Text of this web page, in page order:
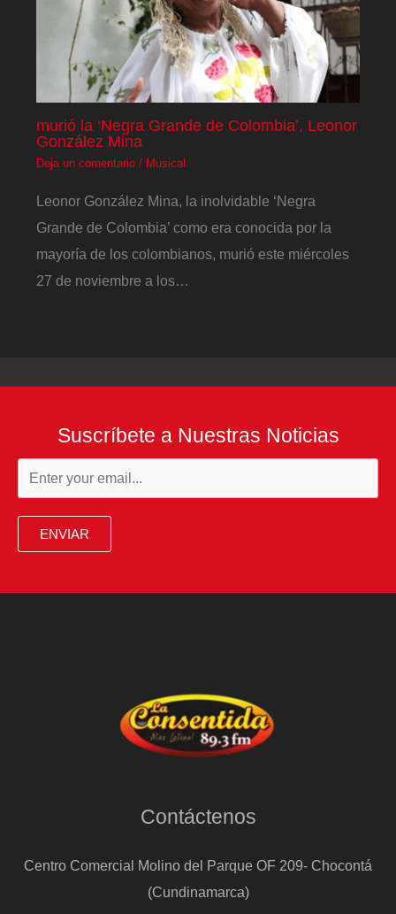
murió la ‘Negra Grande de Colombia’, Leonor
González Mina
Deja un comentario / Musical
Leonor González Mina, la inolvidable ‘Negra
Grande de Colombia’ como era conocida por la
mayoría de los colombianos, murió este miércoles
27 de noviembre a los…
Suscríbete a Nuestras Noticias
ENVIAR
Contáctenos
Centro Comercial Molino del Parque OF 209- Chocontá
(Cundinamarca)